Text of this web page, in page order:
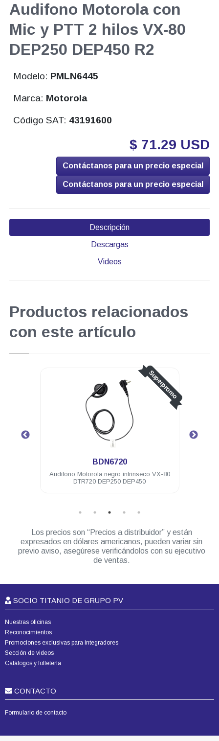
Audifono Motorola con
Mic y PTT 2 hilos VX-80
DEP250 DEP450 R2
Modelo: PMLN6445
Marca: Motorola
Código SAT: 43191600
$ 71.29 USD
Contáctanos para un precio especial
Contáctanos para un precio especial
Descripción
Descargas
Videos
Productos relacionados
con este artículo
Superpromo
BDN6720
Audifono Motorola negro intrinseco VX-80
DTR720 DEP250 DEP450
Los precios son “Precios a distribuidor” y están
expresados en dólares americanos, pueden variar sin
previo aviso, asegúrese verificándolos con su ejecutivo
de ventas.
SOCIO TITANIO DE GRUPO PV
Nuestras oficinas
Reconocimientos
Promociones exclusivas para integradores
Sección de videos
Catálogos y folletería
CONTACTO
Formulario de contacto